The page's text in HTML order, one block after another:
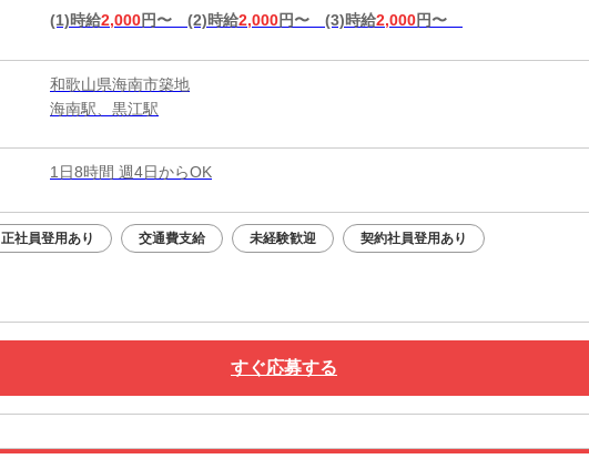
(1)時給2,000円〜 (2)時給2,000円〜 (3)時給2,000円〜
和歌山県海南市築地
海南駅、黒江駅
1日8時間 週4日からOK
正社員登用あり 交通費支給 未経験歓迎 契約社員登用あり
すぐ応募する